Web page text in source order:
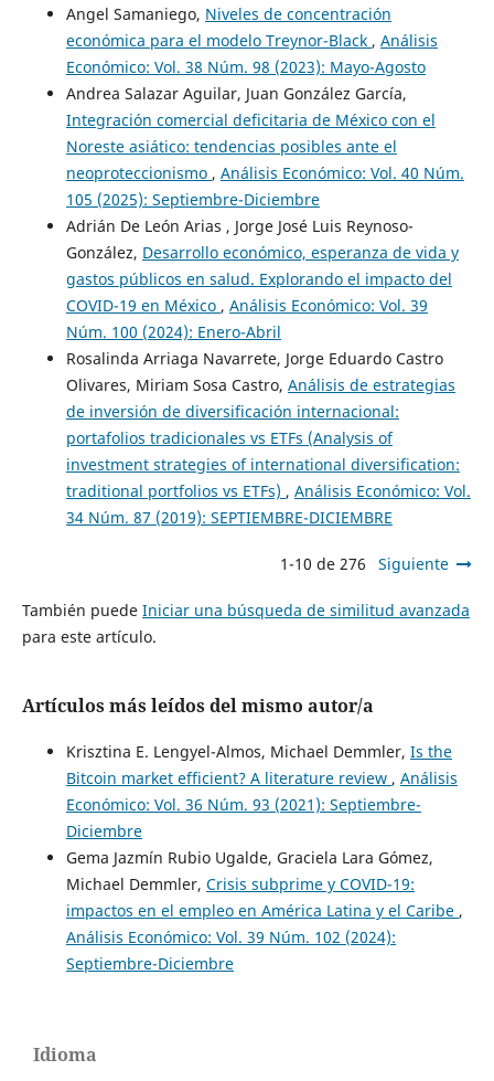
Angel Samaniego, Niveles de concentración
económica para el modelo Treynor-Black , Análisis
Económico: Vol. 38 Núm. 98 (2023): Mayo-Agosto
Andrea Salazar Aguilar, Juan González García,
Integración comercial deficitaria de México con el
Noreste asiático: tendencias posibles ante el
neoproteccionismo , Análisis Económico: Vol. 40 Núm.
105 (2025): Septiembre-Diciembre
Adrián De León Arias , Jorge José Luis Reynoso-
González, Desarrollo económico, esperanza de vida y
gastos públicos en salud. Explorando el impacto del
COVID-19 en México , Análisis Económico: Vol. 39
Núm. 100 (2024): Enero-Abril
Rosalinda Arriaga Navarrete, Jorge Eduardo Castro
Olivares, Miriam Sosa Castro, Análisis de estrategias
de inversión de diversificación internacional:
portafolios tradicionales vs ETFs (Analysis of
investment strategies of international diversification:
traditional portfolios vs ETFs) , Análisis Económico: Vol.
34 Núm. 87 (2019): SEPTIEMBRE-DICIEMBRE
1-10 de 276 Siguiente
También puede Iniciar una búsqueda de similitud avanzada
para este artículo.
Artículos más leídos del mismo autor/a
Krisztina E. Lengyel-Almos, Michael Demmler, Is the
Bitcoin market efficient? A literature review , Análisis
Económico: Vol. 36 Núm. 93 (2021): Septiembre-
Diciembre
Gema Jazmín Rubio Ugalde, Graciela Lara Gómez,
Michael Demmler, Crisis subprime y COVID-19:
impactos en el empleo en América Latina y el Caribe ,
Análisis Económico: Vol. 39 Núm. 102 (2024):
Septiembre-Diciembre
Idioma